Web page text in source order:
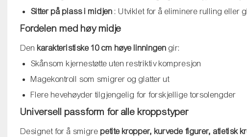
Sitter på plass i midjen: Utviklet for å eliminere rulling eller
Fordelen med høy midje
Denkarakteristiske 10 cm høye linningen gir:
Skånsom kjernestøtte uten restriktiv kompresjon
Magekontroll som smigrer og glatter ut
Flere hevehøyder tilgjengelig for forskjellige torsolengder
Universell passform for alle kroppstyper
Designet for å smigrepetite kropper, kurvede figurer, atletisk